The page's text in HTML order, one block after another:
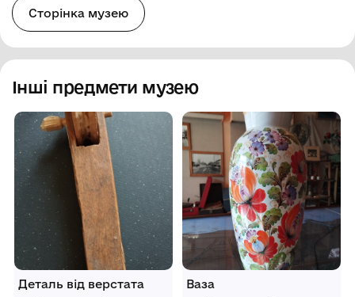
Сторінка музею
Інші предмети музею
Деталь від верстата Ваза